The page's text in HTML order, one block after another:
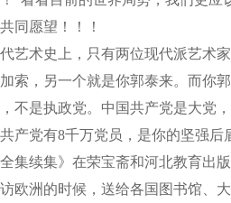
同愿望！！！
艺术史上，只有两位现代派艺术
索，另一个就是你郭泰来。而你
不是执政党。中国共产党是大党
产党有8千万党员，是你的坚强
集续集》在荣宝斋和河北教育出
欧洲的时候，送给各国图书馆、